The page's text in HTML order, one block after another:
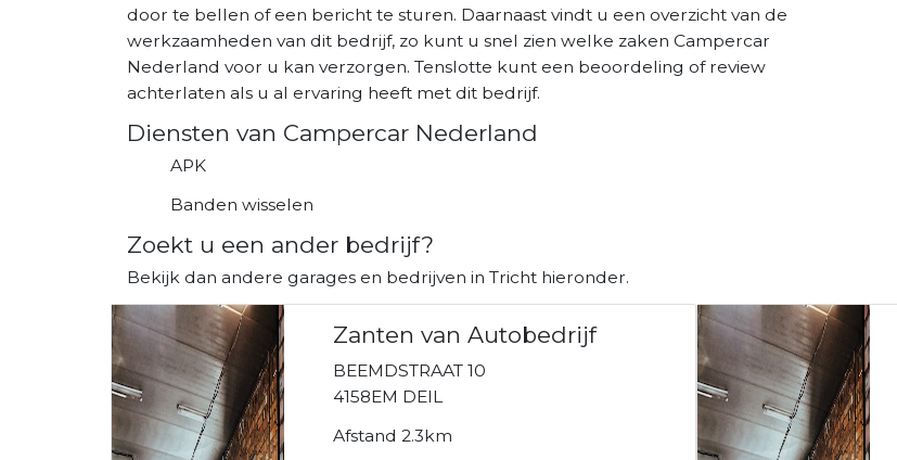
door te bellen of een bericht te sturen. Daarnaast vindt u een overzicht van de
werkzaamheden van dit bedrijf, zo kunt u snel zien welke zaken Campercar
Nederland voor u kan verzorgen. Tenslotte kunt een beoordeling of review
achterlaten als u al ervaring heeft met dit bedrijf.
Diensten van Campercar Nederland
APK
Banden wisselen
Zoekt u een ander bedrijf?
Bekijk dan andere garages en bedrijven in Tricht hieronder.
Zanten van Autobedrijf
BEEMDSTRAAT 10
4158EM DEIL
Afstand 2.3km